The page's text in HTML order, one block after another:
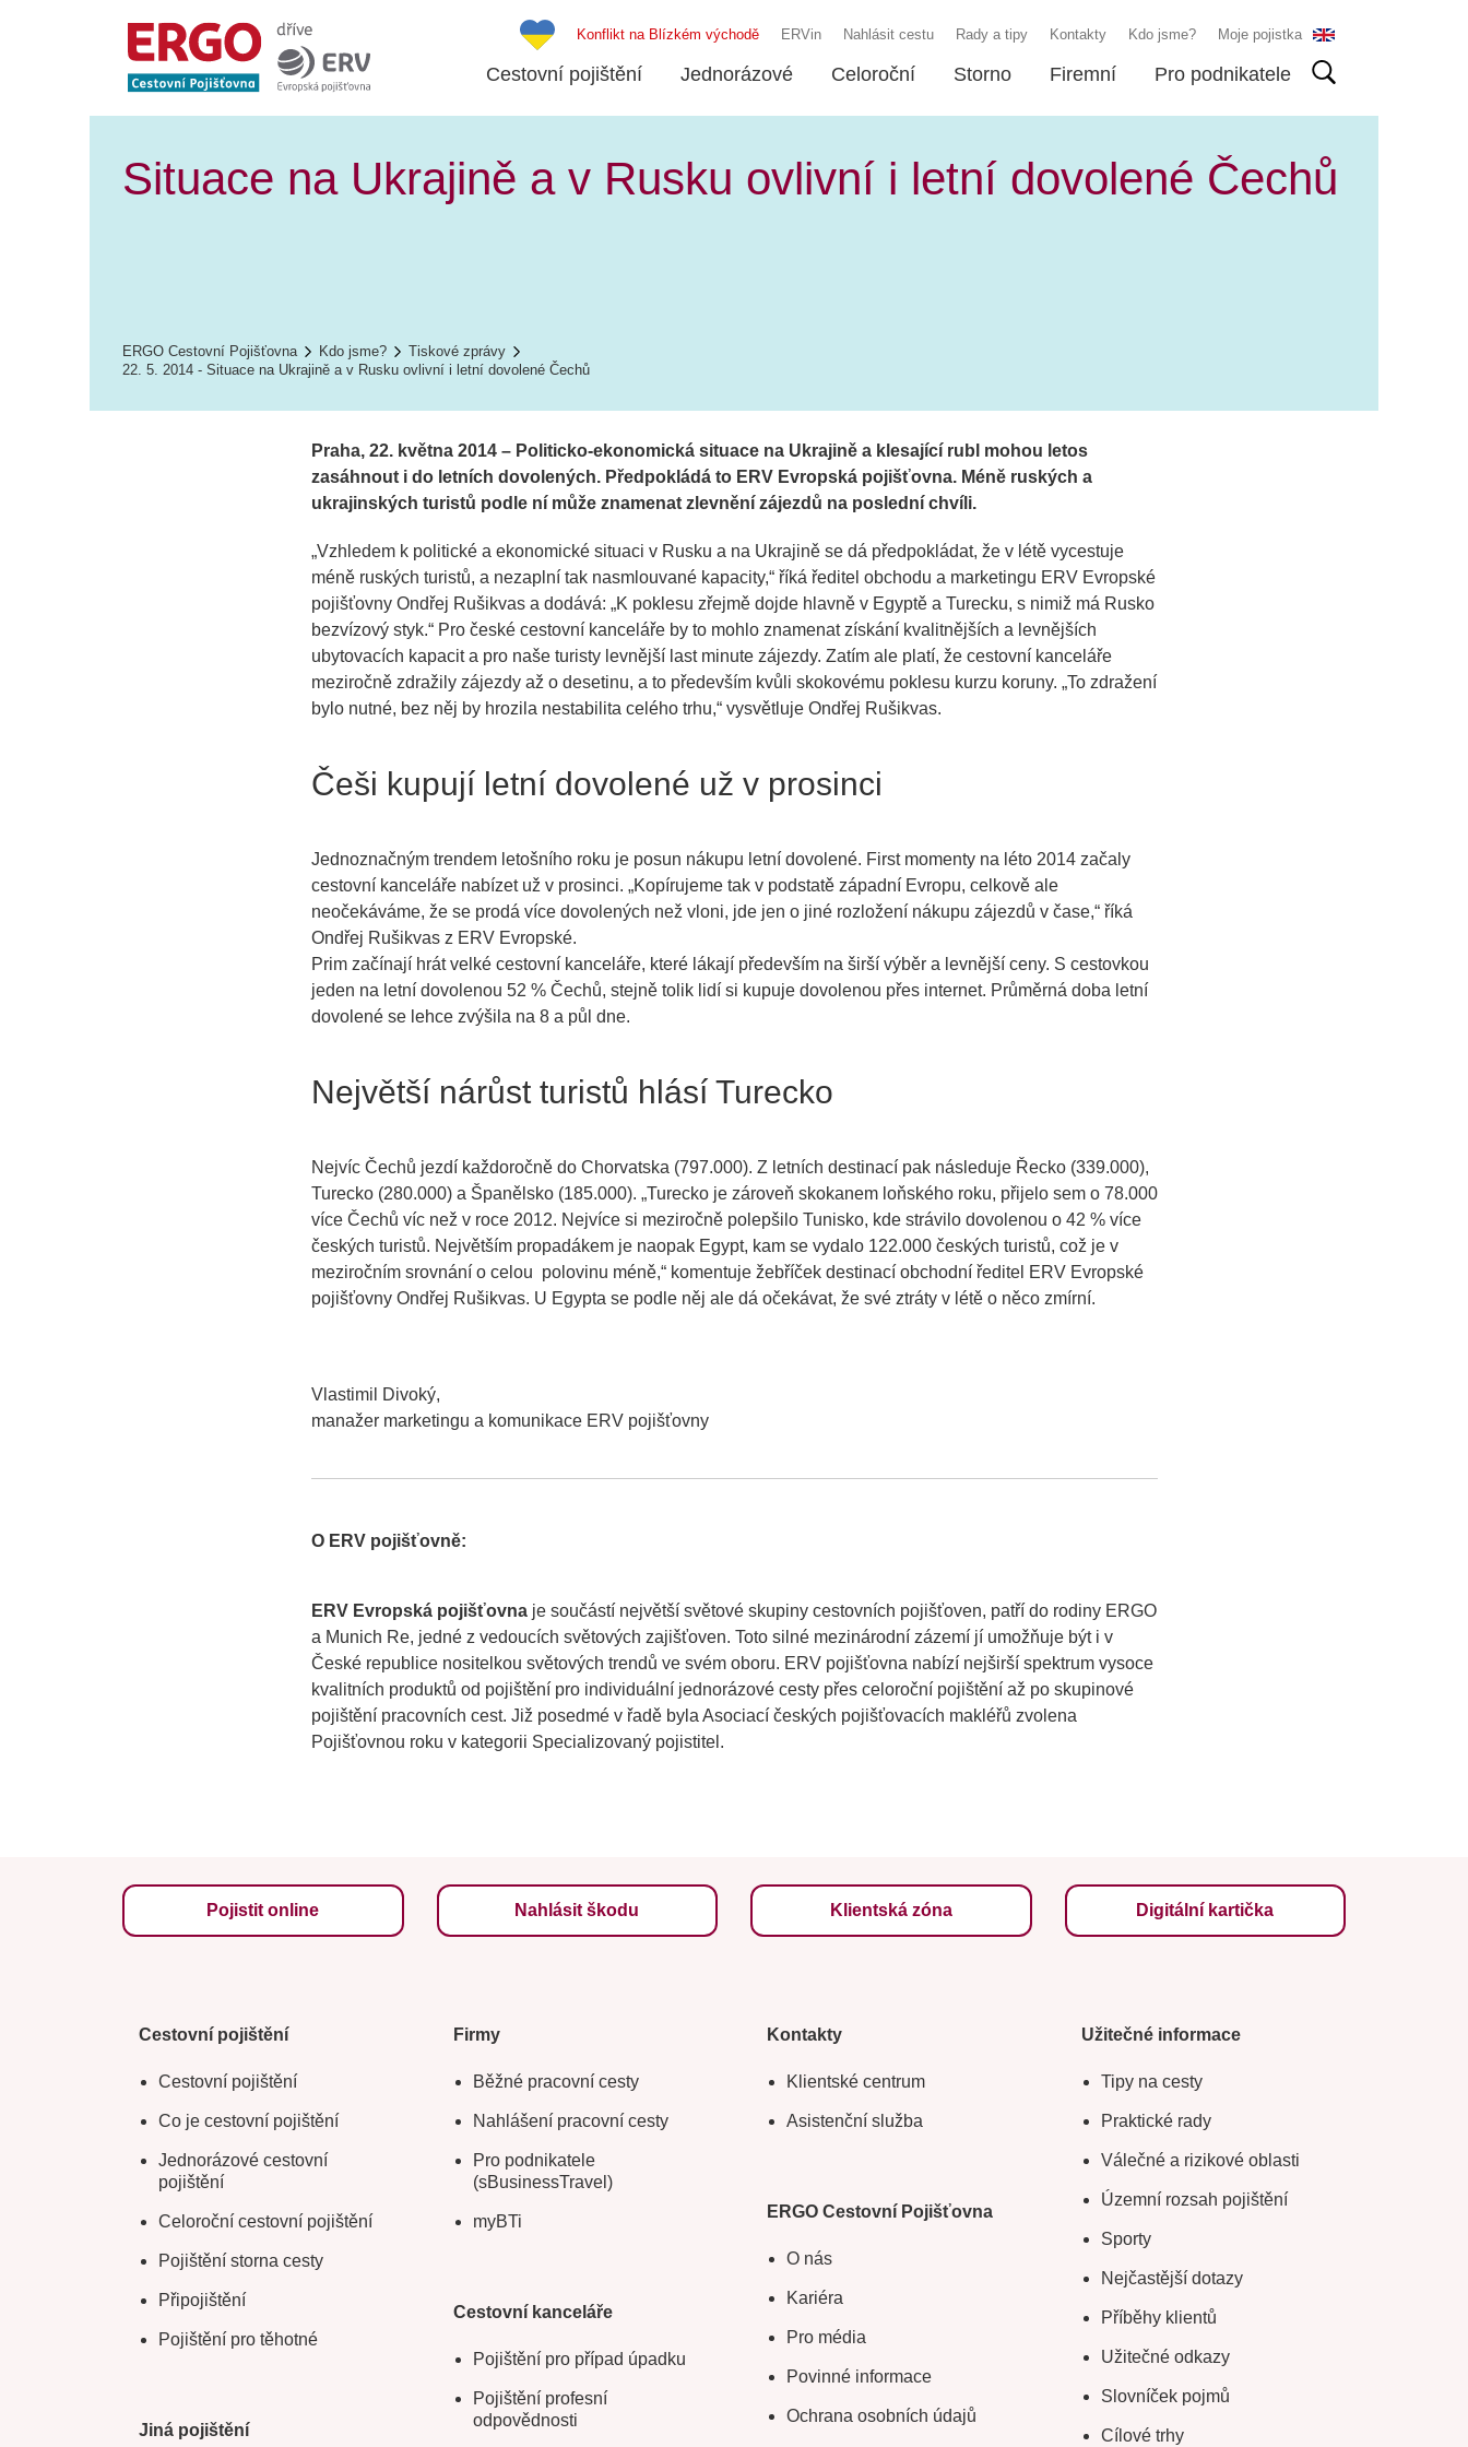
Konflikt na Blízkém východě ERVin Nahlásit cestu Rady a tipy Kontakty Kdo jsme? Moje pojistka
Cestovní pojištění Jednorázové Celoroční Storno Firemní Pro podnikatele
Situace na Ukrajině a v Rusku ovlivní i letní dovolené Čechů
ERGO Cestovní Pojišťovna Kdo jsme?
Tiskové zprávy
22. 5. 2014 - Situace na Ukrajině a v Rusku ovlivní i letní dovolené Čechů
Praha, 22. května 2014 – Politicko-ekonomická situace na Ukrajině a klesající rubl mohou letos
zasáhnout i do letních dovolených. Předpokládá to ERV Evropská pojišťovna. Méně ruských a
ukrajinských turistů podle ní může znamenat zlevnění zájezdů na poslední chvíli.
„Vzhledem k politické a ekonomické situaci v Rusku a na Ukrajině se dá předpokládat, že v létě vycestuje
méně ruských turistů, a nezaplní tak nasmlouvané kapacity,“ říká ředitel obchodu a marketingu ERV Evropské
pojišťovny Ondřej Rušikvas a dodává: „K poklesu zřejmě dojde hlavně v Egyptě a Turecku, s nimiž má Rusko
bezvízový styk.“ Pro české cestovní kanceláře by to mohlo znamenat získání kvalitnějších a levnějších
ubytovacích kapacit a pro naše turisty levnější last minute zájezdy. Zatím ale platí, že cestovní kanceláře
meziročně zdražily zájezdy až o desetinu, a to především kvůli skokovému poklesu kurzu koruny. „To zdražení
bylo nutné, bez něj by hrozila nestabilita celého trhu,“ vysvětluje Ondřej Rušikvas.
Češi kupují letní dovolené už v prosinci
Jednoznačným trendem letošního roku je posun nákupu letní dovolené. First momenty na léto 2014 začaly
cestovní kanceláře nabízet už v prosinci. „Kopírujeme tak v podstatě západní Evropu, celkově ale
neočekáváme, že se prodá více dovolených než vloni, jde jen o jiné rozložení nákupu zájezdů v čase,“ říká
Ondřej Rušikvas z ERV Evropské.
Prim začínají hrát velké cestovní kanceláře, které lákají především na širší výběr a levnější ceny. S cestovkou
jeden na letní dovolenou 52 % Čechů, stejně tolik lidí si kupuje dovolenou přes internet. Průměrná doba letní
dovolené se lehce zvýšila na 8 a půl dne.
Největší nárůst turistů hlásí Turecko
Nejvíc Čechů jezdí každoročně do Chorvatska (797.000). Z letních destinací pak následuje Řecko (339.000),
Turecko (280.000) a Španělsko (185.000). „Turecko je zároveň skokanem loňského roku, přijelo sem o 78.000
více Čechů víc než v roce 2012. Nejvíce si meziročně polepšilo Tunisko, kde strávilo dovolenou o 42 % více
českých turistů. Největším propadákem je naopak Egypt, kam se vydalo 122.000 českých turistů, což je v
meziročním srovnání o celou polovinu méně,“ komentuje žebříček destinací obchodní ředitel ERV Evropské
pojišťovny Ondřej Rušikvas. U Egypta se podle něj ale dá očekávat, že své ztráty v létě o něco zmírní.
Vlastimil Divoký,
manažer marketingu a komunikace ERV pojišťovny
O ERV pojišťovně:
ERV Evropská pojišťovnaje součástí největší světové skupiny cestovních pojišťoven, patří do rodiny ERGO
a Munich Re, jedné z vedoucích světových zajišťoven. Toto silné mezinárodní zázemí jí umožňuje být i v
České republice nositelkou světových trendů ve svém oboru. ERV pojišťovna nabízí nejširší spektrum vysoce
kvalitních produktů od pojištění pro individuální jednorázové cesty přes celoroční pojištění až po skupinové
pojištění pracovních cest. Již posedmé v řadě byla Asociací českých pojišťovacích makléřů zvolena
Pojišťovnou roku v kategorii Specializovaný pojistitel.
Pojistit online Nahlásit škodu Klientská zóna Digitální kartička
Cestovní pojištění
Cestovní pojištění
Co je cestovní pojištění
Jednorázové cestovní
pojištění
Celoroční cestovní pojištění
Pojištění storna cesty
Připojištění
Pojištění pro těhotné
Jiná pojištění
Firmy
Běžné pracovní cesty
Nahlášení pracovní cesty
Pro podnikatele
(sBusinessTravel)
myBTi
Cestovní kanceláře
Pojištění pro případ úpadku
Pojištění profesní
odpovědnosti
Kontakty
Klientské centrum
Asistenční služba
ERGO Cestovní Pojišťovna
O nás
Kariéra
Pro média
Povinné informace
Ochrana osobních údajů
Užitečné informace
Tipy na cesty
Praktické rady
Válečné a rizikové oblasti
Územní rozsah pojištění
Sporty
Nejčastější dotazy
Příběhy klientů
Užitečné odkazy
Slovníček pojmů
Cílové trhy